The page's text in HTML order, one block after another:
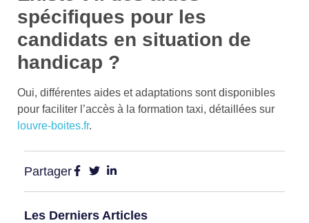
spécifiques pour les
candidats en situation de
handicap ?
Oui, différentes aides et adaptations sont disponibles
pour faciliter l’accès à la formation taxi, détaillées sur
louvre-boites.fr.
Partager
Les Derniers Articles